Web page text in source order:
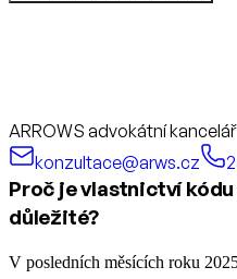
ARROWS advokátní kancelář
konzultace@arws.cz
Proč je vlastnictví
důležité?
V posledních měsících roku